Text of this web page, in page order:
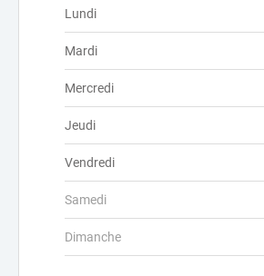
Lundi
Mardi
Mercredi
Jeudi
Vendredi
Samedi
Dimanche